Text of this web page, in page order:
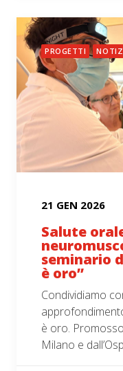
PROGETTI
21 GEN 2026
Salute
seminario
è oro”
Condividiamo
è oro.
Milano e